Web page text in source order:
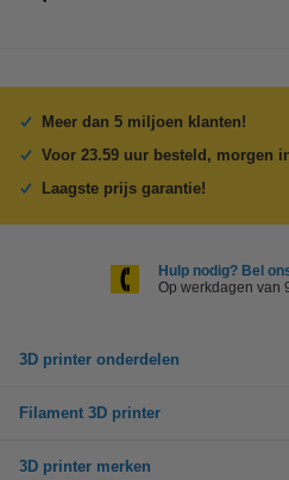
Meer dan 5 miljoen klanten!
Voor 23.59 uur besteld, morgen
Laagste prijs garantie!
Hulp nodig? Bel
Op werkdagen van
3D printer onderdelen
Filament 3D printer
3D printer merken